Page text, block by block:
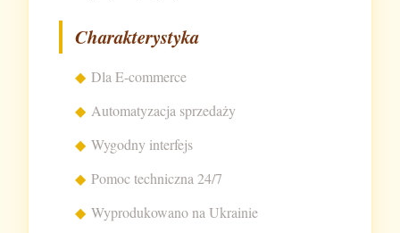
Charakterystyka
Dla E-commerce
Automatyzacja sprzedaży
Wygodny interfejs
Pomoc techniczna 24/7
Wyprodukowano na Ukrainie